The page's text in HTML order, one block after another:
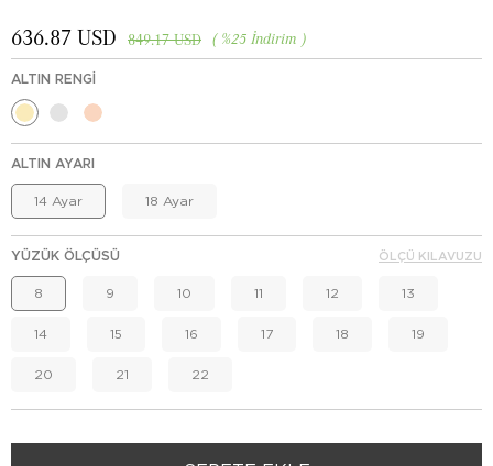
%25 İndirim
849.17 USD
636.87 USD
ALTIN RENGI
ALTIN AYARI
14 Ayar 18 Ayar
YÜZÜK ÖLÇÜSÜ
8 9 10 11 12 13
14 15 16 17 18 19
20 21 22
ÖLÇÜ KILAVUZU